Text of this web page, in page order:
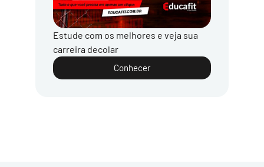
Estude com os melhores e veja sua
carreira decolar
Conhecer